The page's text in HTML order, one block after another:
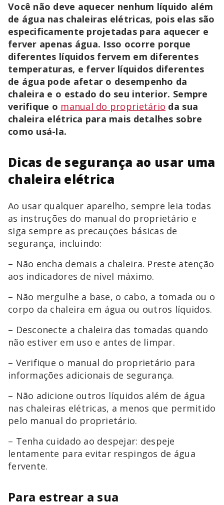
Você não deve aquecer nenhum líquido além
de água nas chaleiras elétricas, pois elas são
especificamente projetadas para aquecer e
ferver apenas água. Isso ocorre porque
diferentes líquidos fervem em diferentes
temperaturas, e ferver líquidos diferentes
de água pode afetar o desempenho da
chaleira e o estado do seu interior. Sempre
verifique o manual do proprietário da sua
chaleira elétrica para mais detalhes sobre
como usá-la.
Dicas de segurança ao usar uma
chaleira elétrica
Ao usar qualquer aparelho, sempre leia todas
as instruções do manual do proprietário e
siga sempre as precauções básicas de
segurança, incluindo:
– Não encha demais a chaleira. Preste atenção
aos indicadores de nível máximo.
– Não mergulhe a base, o cabo, a tomada ou o
corpo da chaleira em água ou outros líquidos.
– Desconecte a chaleira das tomadas quando
não estiver em uso e antes de limpar.
– Verifique o manual do proprietário para
informações adicionais de segurança.
– Não adicione outros líquidos além de água
nas chaleiras elétricas, a menos que permitido
pelo manual do proprietário.
– Tenha cuidado ao despejar: despeje
lentamente para evitar respingos de água
fervente.
Para estrear a sua